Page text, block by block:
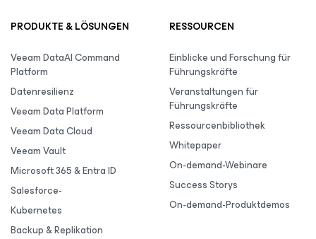
PRODUKTE & LÖSUNGEN
Veeam DataAI Command
Platform
Datenresilienz
Veeam Data Platform
Veeam Data Cloud
Veeam Vault
Microsoft 365 & Entra ID
Salesforce-
Kubernetes
Backup & Replikation
RESSOURCEN
Einblicke und Forschung für
Führungskräfte
Veranstaltungen für
Führungskräfte
Ressourcenbibliothek
Whitepaper
On-demand-Webinare
Success Storys
On-demand-Produktdemos